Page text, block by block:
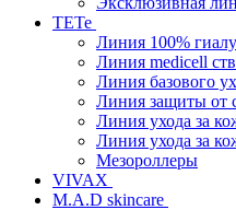
TETe
Линия 100%
Линия medicell
Линия базового
Линия защиты от
Линия ухода за
Линия ухода за
Мезороллеры
VIVAX
M.A.D skincare